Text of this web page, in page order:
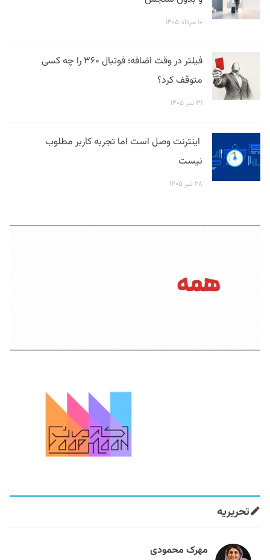
۱۰ مرداد ۱۴۰۵
فیلتر در وقت اضافه؛ فوتبال ۳۶۰ را چه کسی
متوقف کرد؟
۳۱ تیر ۱۴۰۵
اینترنت وصل است اما تجربه کاربر مطلوب
نیست
۲۸ تیر ۱۴۰۵
تحریریه
مهرک محمودی